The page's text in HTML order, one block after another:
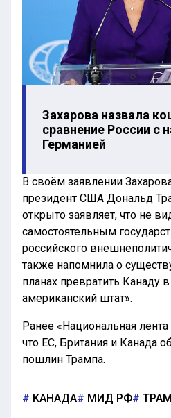
Захарова назвала
сравнение России с
Германией
В своём заявлении
президент США Дональд
открыто заявляет, что не
самостоятельным
российского
также напомнила о
планах превратить Канаду
американский штат».
Ранее «Национальная лента
что ЕС, Британия и Канада
пошлин Трампа.
КАНАДА МИД РФ